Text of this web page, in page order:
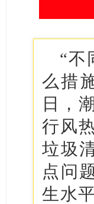
“不
么措
日，
行风
垃圾
点问
生水